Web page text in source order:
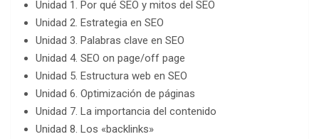
Unidad 1. Por qué SEO y mitos del SEO
Unidad 2. Estrategia en SEO
Unidad 3. Palabras clave en SEO
Unidad 4. SEO on page/off page
Unidad 5. Estructura web en SEO
Unidad 6. Optimización de páginas
Unidad 7. La importancia del contenido
Unidad 8. Los «backlinks»